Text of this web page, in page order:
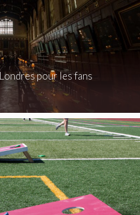
pour les fans